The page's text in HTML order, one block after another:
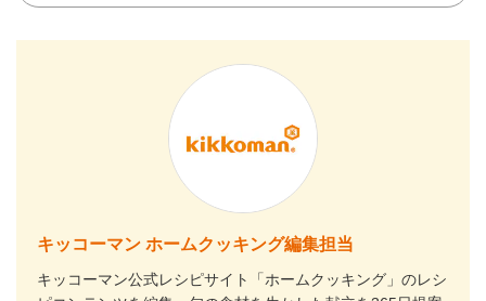
キッコーマン ホームクッキング編集担当
キッコーマン公式レシピサイト「ホームクッキング」のレシ